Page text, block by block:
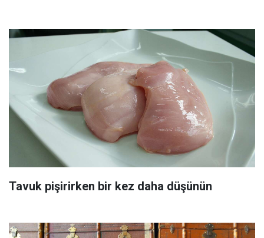
Tavuk pişirirken bir kez daha düşünün